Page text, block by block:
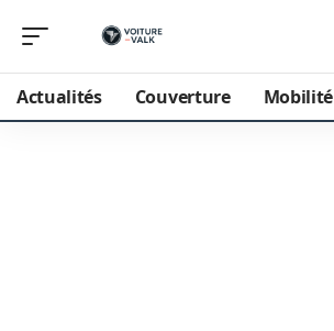
Actualités Couverture Mobilité